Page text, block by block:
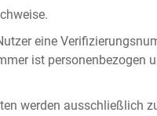
eine
ist personenbezogen
werden ausschließlich